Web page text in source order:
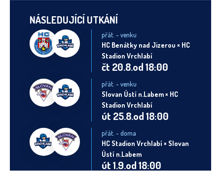
NÁSLEDUJÍCÍ UTKÁNÍ
přát. - venku
HC Benátky nad Jizerou × HC
Stadion Vrchlabí
čt 20.8.od 18:00
přát. - venku
Slovan Ústí n.Labem × HC
Stadion Vrchlabí
út 25.8.od 18:00
přát. - doma
HC Stadion Vrchlabí × Slovan
Ústí n.Labem
út 1.9.od 18:00